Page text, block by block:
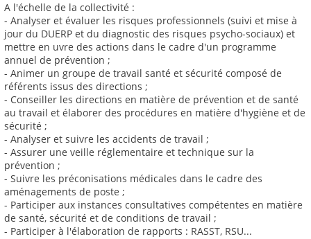
A l'échelle de la collectivité :
- Analyser et évaluer les risques professionnels (suivi et mise à
jour du DUERP et du diagnostic des risques psycho-sociaux) et
mettre en uvre des actions dans le cadre d'un programme
annuel de prévention ;
- Animer un groupe de travail santé et sécurité composé de
référents issus des directions ;
- Conseiller les directions en matière de prévention et de santé
au travail et élaborer des procédures en matière d'hygiène et de
sécurité ;
- Analyser et suivre les accidents de travail ;
- Assurer une veille réglementaire et technique sur la
prévention ;
- Suivre les préconisations médicales dans le cadre des
aménagements de poste ;
- Participer aux instances consultatives compétentes en matière
de santé, sécurité et de conditions de travail ;
- Participer à l'élaboration de rapports : RASST, RSU...